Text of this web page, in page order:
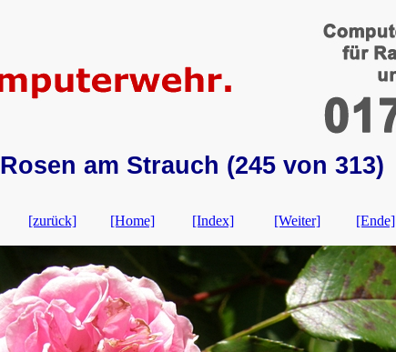
Rosen am Strauch (245 von 313)
[zurück] [Home] [Index] [Weiter] [Ende]